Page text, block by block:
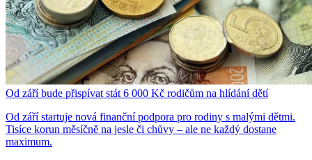
Od září bude přispívat stát 6 000 Kč rodičům na hlídání dětí
Od září startuje nová finanční podpora pro rodiny s malými dětmi.
Tisíce korun měsíčně na jesle či chůvy – ale ne každý dostane
maximum.